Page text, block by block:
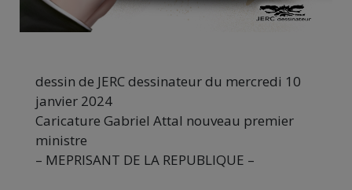
dessin de JERC dessinateur du mercredi 10
janvier 2024
Caricature Gabriel Attal nouveau premier
ministre
– MEPRISANT DE LA REPUBLIQUE –